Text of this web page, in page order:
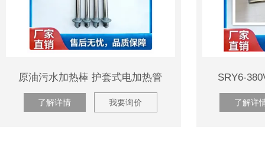
原油污水加热棒 护套式电加热管
了解详情 我要询价
SRY6-
了解详